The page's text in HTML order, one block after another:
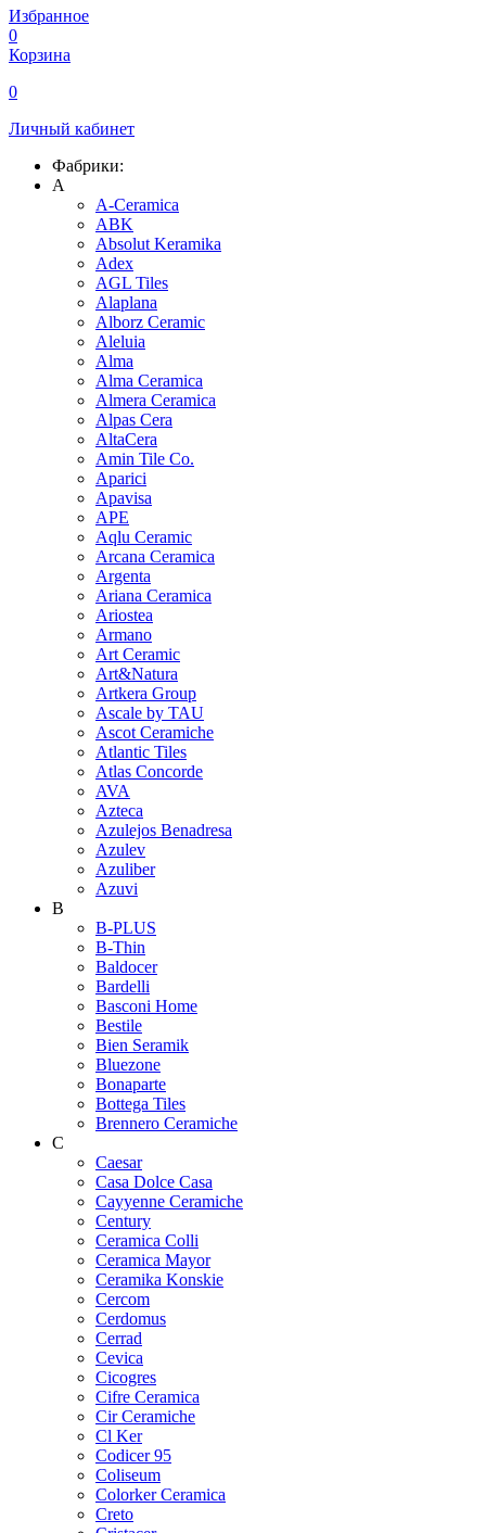
Избранное
0
Корзина
0
Личный кабинет
Фабрики:
A
A-Ceramica
ABK
Absolut Keramika
Adex
AGL Tiles
Alaplana
Alborz Ceramic
Aleluia
Alma
Alma Ceramica
Almera Ceramica
Alpas Cera
AltaCera
Amin Tile Co.
Aparici
Apavisa
APE
Aqlu Ceramic
Arcana Ceramica
Argenta
Ariana Ceramica
Ariostea
Armano
Art Ceramic
Art&Natura
Artkera Group
Ascale by TAU
Ascot Ceramiche
Atlantic Tiles
Atlas Concorde
AVA
Azteca
Azulejos Benadresa
Azulev
Azuliber
Azuvi
B
B-PLUS
B-Thin
Baldocer
Bardelli
Basconi Home
Bestile
Bien Seramik
Bluezone
Bonaparte
Bottega Tiles
Brennero Ceramiche
C
Caesar
Casa Dolce Casa
Cayyenne Ceramiche
Century
Ceramica Colli
Ceramica Mayor
Ceramika Konskie
Cercom
Cerdomus
Cerrad
Cevica
Cicogres
Cifre Ceramica
Cir Ceramiche
Cl Ker
Codicer 95
Coliseum
Colorker Ceramica
Creto